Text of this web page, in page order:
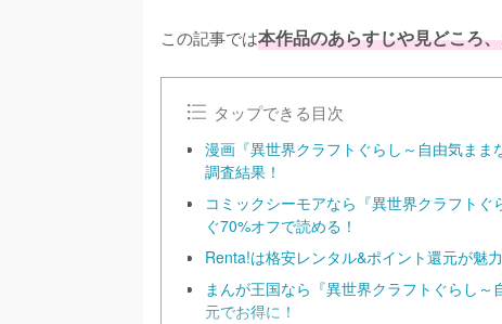
この記事では本作品のあらすじや見どころ
タップできる目次
漫画『異世界クラフトぐらし～自由気ま
調査結果！
コミックシーモアなら『異世界クラフト
ぐ70%オフで読める！
Renta!は格安レンタル&ポイント還元が魅力
まんが王国なら『異世界クラフトぐらし
元でお得に！